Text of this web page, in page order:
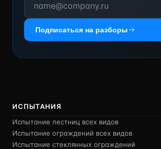
Подписаться на разборы
ИСПЫТАНИЯ
Испытание лестниц всех видов
Испытание ограждений всех видов
Испытание стеклянных ограждений